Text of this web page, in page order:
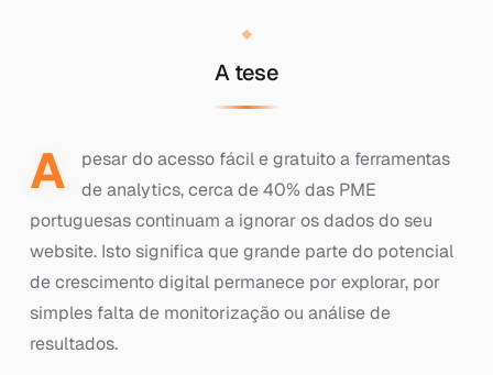
A tese
A
pesar do acesso fácil e gratuito a ferramentas
de analytics, cerca de 40% das PME
portuguesas continuam a ignorar os dados do seu
website. Isto significa que grande parte do potencial
de crescimento digital permanece por explorar, por
simples falta de monitorização ou análise de
resultados.